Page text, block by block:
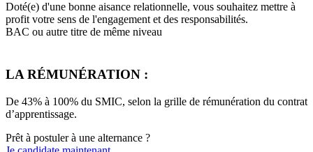
Doté(e) d'une bonne aisance relationnelle, vous souhaitez mettre à
profit votre sens de l'engagement et des responsabilités.
BAC ou autre titre de même niveau
LA RÉMUNÉRATION :
De 43% à 100% du SMIC, selon la grille de rémunération du contrat
d’apprentissage.
Prêt à postuler à une alternance ?